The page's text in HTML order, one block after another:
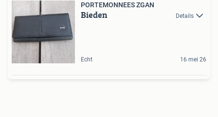
PORTEMONNEES ZGAN
Bieden Details
Echt 16 mei 26